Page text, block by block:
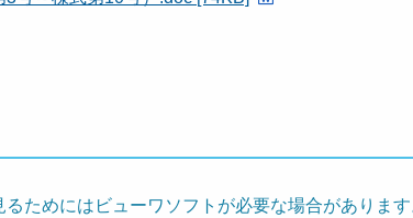
ためにはビューワソフトが必要な場合があります